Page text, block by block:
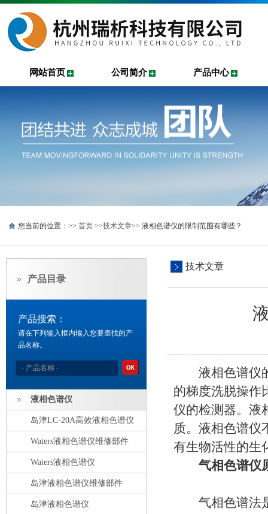
网站首页 公司简介 产品中心
您当前的位置：>> 首页 >>技术文章>> 液相色谱仪的限制范围有哪些？
产品目录
产品搜索：
请在下列输入框内输入您要查找的产
品名称。
液相色谱仪
岛津LC-20A高效液相色谱仪
Waters液相色谱仪维修部件
Waters液相色谱仪
岛津液相色谱仪维修部件
岛津液相色谱仪
技术文章
液相色谱仪的
的梯度洗脱操作
仪的检测器。液
质。液相色谱仪
有生物活性的生
气相色谱仪
气相色谱法是